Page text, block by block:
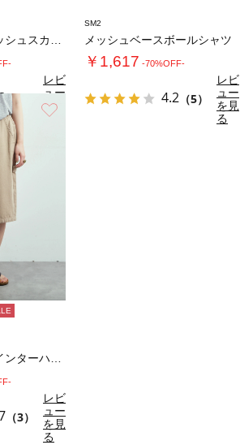
（3）
レビ
ュー
を見
る
SM2
メッシュベースボールシャツ
￥1,617 -70%OFF-
4.2 （5）
レビ
ュー
を見
る
お気に入り
（3）
レビ
ュー
を見
る